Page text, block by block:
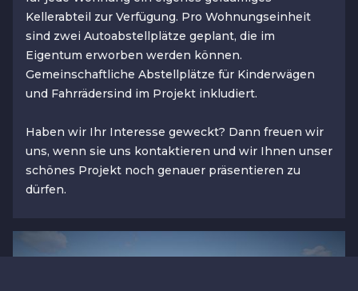
Kellerabteil zur Verfügung. Pro Wohnungseinheit
sind zwei Autoabstellplätze geplant, die im
Eigentum erworben werden können.
Gemeinschaftliche Abstellplätze für Kinderwägen
und Fahrrädersind im Projekt inkludiert.
Haben wir Ihr Interesse geweckt? Dann freuen wir
uns, wenn sie uns kontaktieren und wir Ihnen unser
schönes Projekt noch genauer präsentieren zu
dürfen.